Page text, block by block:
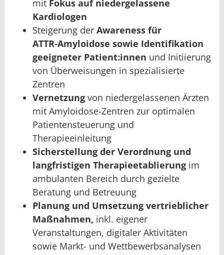
mit Fokus auf niedergelassene
Kardiologen
Steigerung der Awareness für
ATTR‑Amyloidose sowie Identifikation
geeigneter Patient:innen und Initiierung
von Überweisungen in spezialisierte
Zentren
Vernetzung von niedergelassenen Ärzten
mit Amyloidose-Zentren zur optimalen
Patientensteuerung und
Therapieeinleitung
Sicherstellung der Verordnung und
langfristigen Therapieetablierung im
ambulanten Bereich durch gezielte
Beratung und Betreuung
Planung und Umsetzung vertrieblicher
Maßnahmen, inkl. eigener
Veranstaltungen, digitaler Aktivitäten
sowie Markt- und Wettbewerbsanalysen